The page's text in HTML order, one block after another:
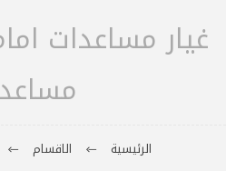
غيار مساعدات
الرئيسية الاقسام